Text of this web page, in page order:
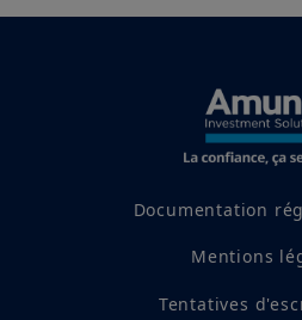
Documentation
Mentions
Tentatives